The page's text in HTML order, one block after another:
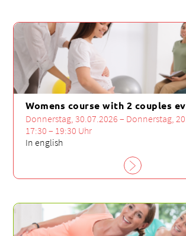
Womens course with 2 couples
Donnerstag, 30.07.2026 – Donnerstag,
17:30 – 19:30 Uhr
In english